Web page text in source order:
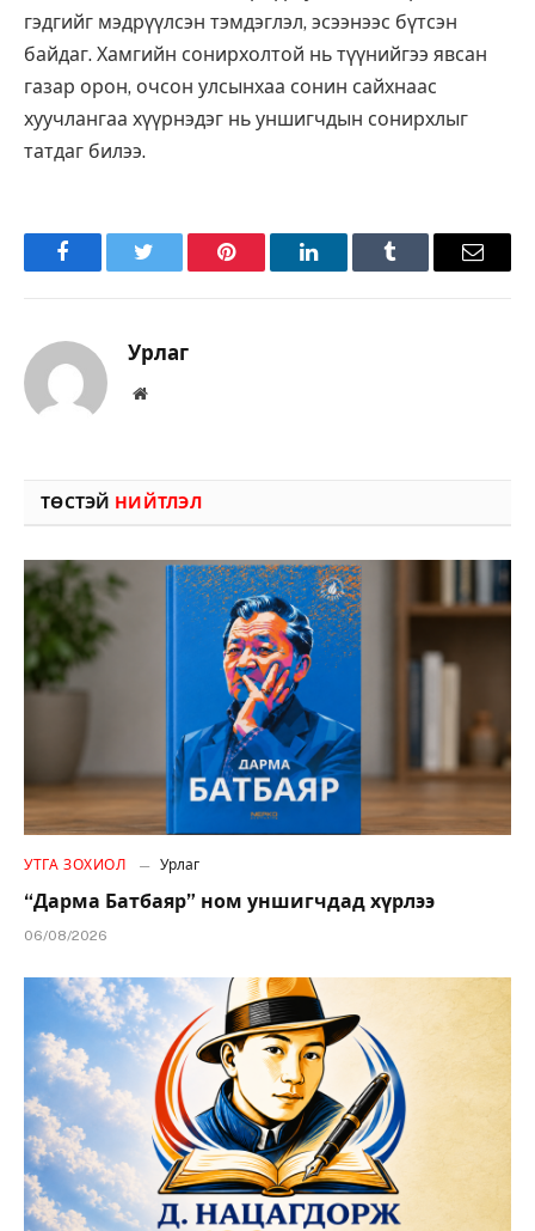
гэдгийг мэдрүүлсэн тэмдэглэл, эсээнээс бүтсэн
байдаг. Хамгийн сонирхолтой нь түүнийгээ явсан
газар орон, очсон улсынхаа сонин сайхнаас
хуучлангаа хүүрнэдэг нь уншигчдын сонирхлыг
татдаг билээ.
FacebookTwitter Pinterest LinkedInTumblr Имэйл
Урлаг
Вэбсайт
ТӨСТЭЙ НИЙТЛЭЛ
УТГА ЗОХИОЛ Урлаг
“Дарма Батбаяр” ном уншигчдад хүрлээ
06/08/2026